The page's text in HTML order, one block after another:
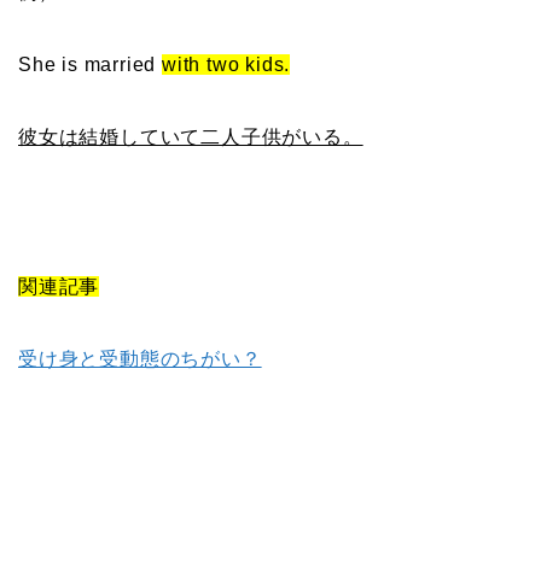
She is marriedwith two kids.
彼女は結婚していて二人子供がいる。
関連記事
受け身と受動態のちがい？